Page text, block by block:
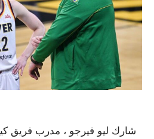
شارك ليو فيرجو ، مدرب فريق